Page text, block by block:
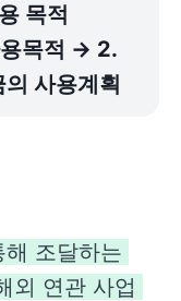
목적
목적 → 2.
사용계획
조달하는
외 연관 사업